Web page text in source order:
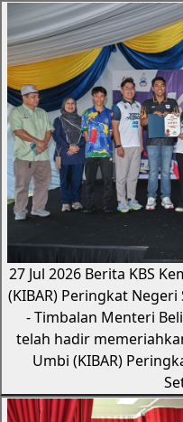
27 Jul 2026 Berita KBS
(KIBAR) Peringkat Negeri
- Timbalan Menteri
telah hadir
Umbi (KIBAR)